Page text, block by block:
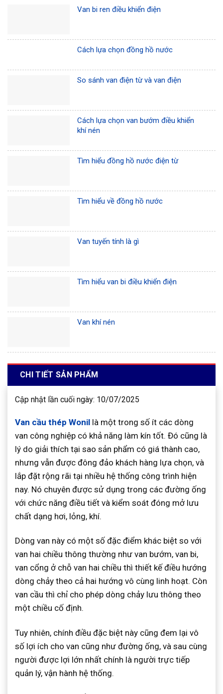
Van bi ren điều khiển điện
Cách lựa chọn đồng hồ nước
So sánh van điện từ và van điện
Cách lựa chọn van bướm điều khiển
khí nén
Tìm hiểu đồng hồ nước điện từ
Tìm hiểu về đồng hồ nước
Van tuyến tính là gì
Tìm hiểu van bi điều khiển điện
Van khí nén
CHI TIẾT SẢN PHẨM
Cập nhật lần cuối ngày: 10/07/2025
Van cầu thép Wonil là một trong số ít các dòng
van công nghiệp có khả năng làm kín tốt. Đó cũng là
lý do giải thích tại sao sản phẩm có giá thành cao,
nhưng vẫn được đông đảo khách hàng lựa chọn, và
lắp đặt rộng rãi tại nhiều hệ thống công trình hiện
nay. Nó chuyên được sử dụng trong các đường ống
với chức năng điều tiết và kiểm soát đóng mở lưu
chất dạng hơi, lỏng, khí.
Dòng van này có một số đặc điểm khác biệt so với
van hai chiều thông thường như van bướm, van bi,
van cổng ở chỗ van hai chiều thì thiết kế điều hướng
dòng chảy theo cả hai hướng vô cùng linh hoạt. Còn
van cầu thì chỉ cho phép dòng chảy lưu thông theo
một chiều cố định.
Tuy nhiên, chính điều đặc biệt này cũng đem lại vô
số lợi ích cho van cũng như đường ống, và sau cùng
người được lợi lớn nhất chính là người trực tiếp
quản lý, vận hành hệ thống.